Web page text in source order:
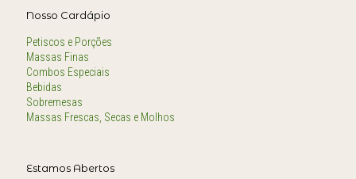
Nosso Cardápio
Petiscos e Porções
Massas Finas
Combos Especiais
Bebidas
Sobremesas
Massas Frescas, Secas e Molhos
Estamos Abertos